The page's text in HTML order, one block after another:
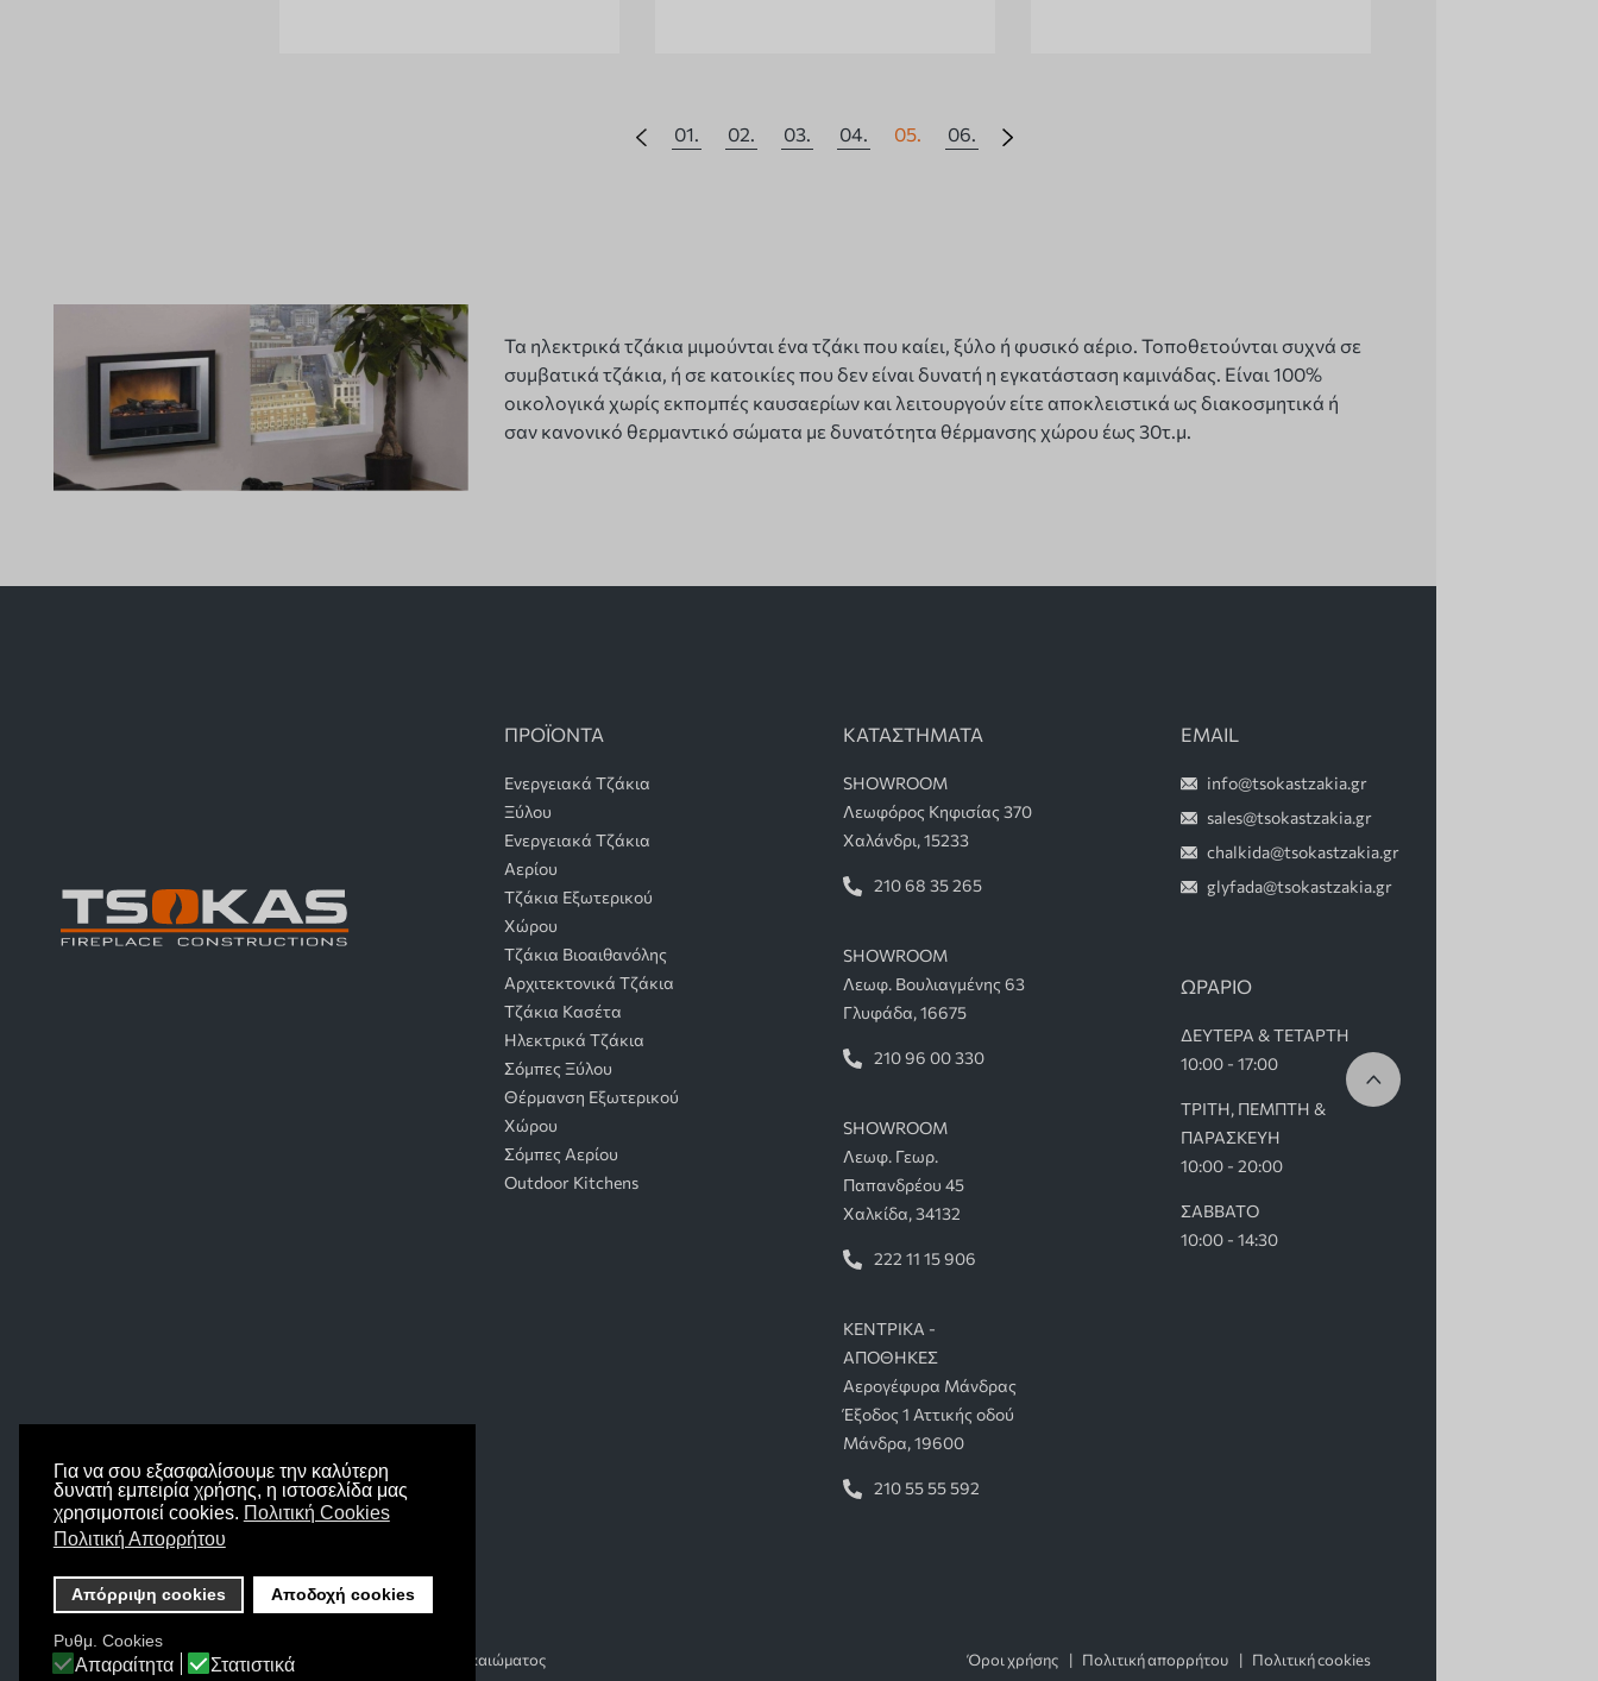
Για να σου εξασφαλίσουμε την καλύτερη
δυνατή εμπειρία χρήσης, η ιστοσελίδα μας
χρησιμοποιεί cookies. Πολιτική Cookies
Πολιτική Απορρήτου
Απόρριψη cookies Αποδοχή cookies
Ρυθμ. Cookies
Απαραίτητα Στατιστικά
01. 02. 03. 04. 05. 06.
Τα ηλεκτρικά τζάκια μιμούνται ένα τζάκι που καίει, ξύλο ή φυσικό αέριο. Τοποθετούνται συχνά σε
συμβατικά τζάκια, ή σε κατοικίες που δεν είναι δυνατή η εγκατάσταση καμινάδας. Είναι 100%
οικολογικά χωρίς εκπομπές καυσαερίων και λειτουργούν είτε αποκλειστικά ως διακοσμητικά ή
σαν κανονικό θερμαντικό σώματα με δυνατότητα θέρμανσης χώρου έως 30τ.μ.
ΠΡΟΪΟΝΤΑ
Ενεργειακά Τζάκια
Ξύλου
Ενεργειακά Τζάκια
Αερίου
Τζάκια Εξωτερικού
Χώρου
Τζάκια Βιοαιθανόλης
Αρχιτεκτονικά Τζάκια
Τζάκια Κασέτα
Ηλεκτρικά Τζάκια
Σόμπες Ξύλου
Θέρμανση Εξωτερικού
Χώρου
Σόμπες Αερίου
Outdoor Kitchens
ΚΑΤΑΣΤΗΜΑΤΑ
SHOWROOM
Λεωφόρος Κηφισίας 370
Χαλάνδρι, 15233
210 68 35 265
SHOWROOM
Λεωφ. Βουλιαγμένης 63
Γλυφάδα, 16675
210 96 00 330
SHOWROOM
Λεωφ. Γεωρ.
Παπανδρέου 45
Χαλκίδα, 34132
222 11 15 906
ΚΕΝΤΡΙΚΑ -
ΑΠΟΘΗΚΕΣ
Αερογέφυρα Μάνδρας
Έξοδος 1 Αττικής οδού
Μάνδρα, 19600
210 55 55 592
EMAIL
info@tsokastzakia.gr
sales@tsokastzakia.gr
chalkida@tsokastzakia.gr
glyfada@tsokastzakia.gr
ΩΡΑΡΙΟ
ΔΕΥΤΕΡΑ & ΤΕΤΑΡΤΗ
10:00 - 17:00
ΤΡΙΤΗ, ΠΕΜΠΤΗ &
ΠΑΡΑΣΚΕΥΗ
10:00 - 20:00
ΣΑΒΒΑΤΟ
10:00 - 14:30
Όροι χρήσης Πολιτική απορρήτου Πολιτική cookies
Copyright © 2026 tsokastzakia.gr Με την επιφύλαξη κάθε δικαιώματος